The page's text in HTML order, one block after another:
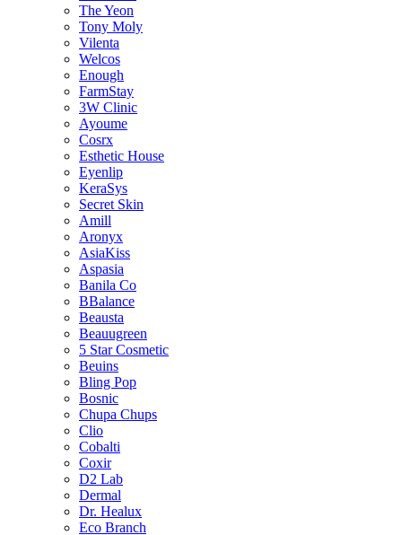
The Yeon
Tony Moly
Vilenta
Welcos
Enough
FarmStay
3W Clinic
Ayoume
Cosrx
Esthetic House
Eyenlip
KeraSys
Secret Skin
Amill
Aronyx
AsiaKiss
Aspasia
Banila Co
BBalance
Beausta
Beauugreen
5 Star Cosmetic
Beuins
Bling Pop
Bosnic
Chupa Chups
Clio
Cobalti
Coxir
D2 Lab
Dermal
Dr. Healux
Eco Branch